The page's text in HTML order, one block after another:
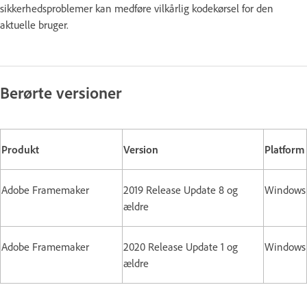
sikkerhedsproblemer kan medføre vilkårlig kodekørsel for den
aktuelle bruger.
Berørte versioner
Produkt Version Platform
Adobe Framemaker
2019 Release Update 8 og
ældre
Windows
Adobe Framemaker
2020 Release Update 1 og
ældre
Windows